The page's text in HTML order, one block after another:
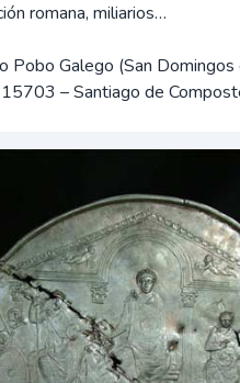
romana, miliarios…
Pobo Galego (San Domingos
– Santiago de